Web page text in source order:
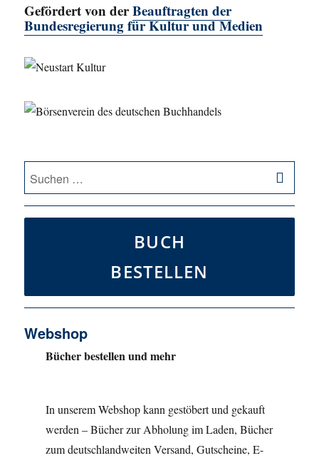
Gefördert von derBeauftragten der
Bundesregierung für Kultur und Medien
Suche
nach:
BUCH
BESTELLEN
Webshop
Bücher bestellen und mehr
In unserem Webshop kann gestöbert und gekauft
werden – Bücher zur Abholung im Laden, Bücher
zum deutschlandweiten Versand, Gutscheine, E-